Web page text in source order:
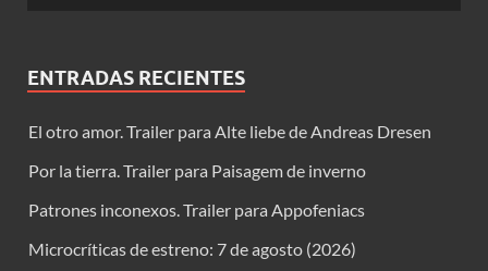
ENTRADAS RECIENTES
El otro amor. Trailer para Alte liebe de Andreas Dresen
Por la tierra. Trailer para Paisagem de inverno
Patrones inconexos. Trailer para Appofeniacs
Microcríticas de estreno: 7 de agosto (2026)